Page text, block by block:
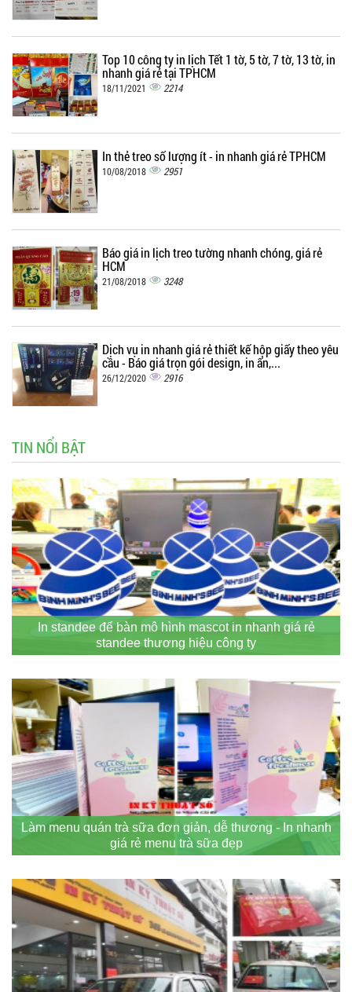
Top 10 công ty in lịch Tết 1 tờ, 5 tờ, 7 tờ, 13 tờ, in
nhanh giá rẻ tại TPHCM
18/11/2021 2214
In thẻ treo số lượng ít - in nhanh giá rẻ TPHCM
10/08/2018 2951
Báo giá in lịch treo tường nhanh chóng, giá rẻ
HCM
21/08/2018 3248
Dịch vụ in nhanh giá rẻ thiết kế hộp giấy theo yêu
cầu - Báo giá trọn gói design, in ấn,...
26/12/2020 2916
TIN NỔI BẬT
In standee để bàn mô hình mascot in nhanh giá rẻ
standee thương hiệu công ty
Làm menu quán trà sữa đơn giản, dễ thương - In nhanh
giá rẻ menu trà sữa đẹp